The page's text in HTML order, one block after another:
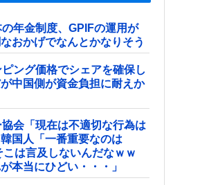
の年金制度、GPIFの運用が
おかげでなんとかなりそう
ング価格でシェアを確保し
中国側が資金負担に耐えか
協会「現在は不適切な行為は
国人「一番重要なのは
は言及しないんだなｗｗ
本当にひどい・・・」